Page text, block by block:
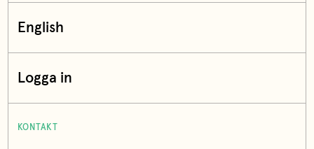
English
Logga in
KONTAKT